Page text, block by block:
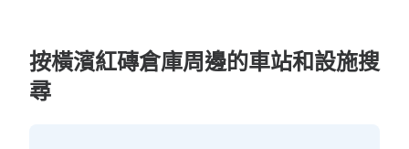
按橫濱紅磚倉庫周邊的車站和設施搜
尋